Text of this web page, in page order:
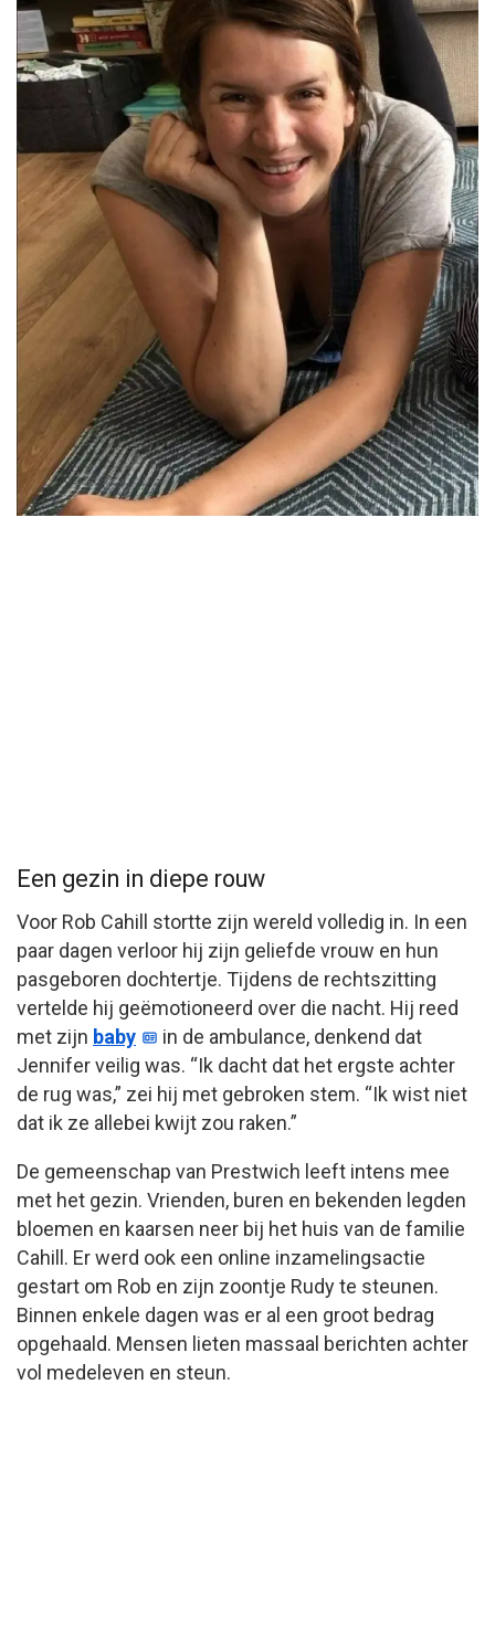
Een gezin in diepe rouw
Voor Rob Cahill stortte zijn wereld volledig in. In een
paar dagen verloor hij zijn geliefde vrouw en hun
pasgeboren dochtertje. Tijdens de rechtszitting
vertelde hij geëmotioneerd over die nacht. Hij reed
met zijn baby
in de ambulance, denkend dat
Jennifer veilig was. “Ik dacht dat het ergste achter
de rug was,” zei hij met gebroken stem. “Ik wist niet
dat ik ze allebei kwijt zou raken.”
De gemeenschap van Prestwich leeft intens mee
met het gezin. Vrienden, buren en bekenden legden
bloemen en kaarsen neer bij het huis van de familie
Cahill. Er werd ook een online inzamelingsactie
gestart om Rob en zijn zoontje Rudy te steunen.
Binnen enkele dagen was er al een groot bedrag
opgehaald. Mensen lieten massaal berichten achter
vol medeleven en steun.